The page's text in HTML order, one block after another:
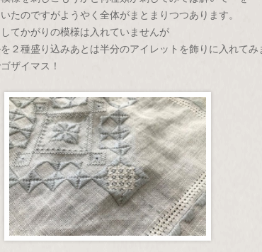
たのですがようやく全体がまとまりつつあります。
てかがりの模様は入れていませんが
２種盛り込みあとは半分のアイレットを飾りに入れてみ
ゴザイマス！